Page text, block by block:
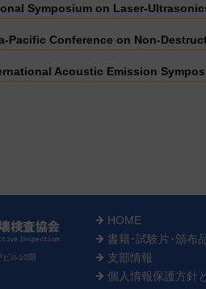
Symposium on Laser-
Pacific Conference on Non-
Acoustic Emission
ビル10階
HOME
書籍･試験片･頒布
支部情報
個人情報保護方針